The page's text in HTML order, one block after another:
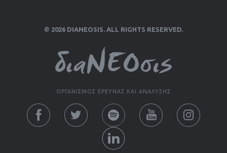
© 2026 DIANEOSIS. ALL RIGHTS RESERVED.
ΟΡΓΑΝΙΣΜΟΣ ΕΡΕΥΝΑΣ ΚΑΙ ΑΝΑΛΥΣΗΣ